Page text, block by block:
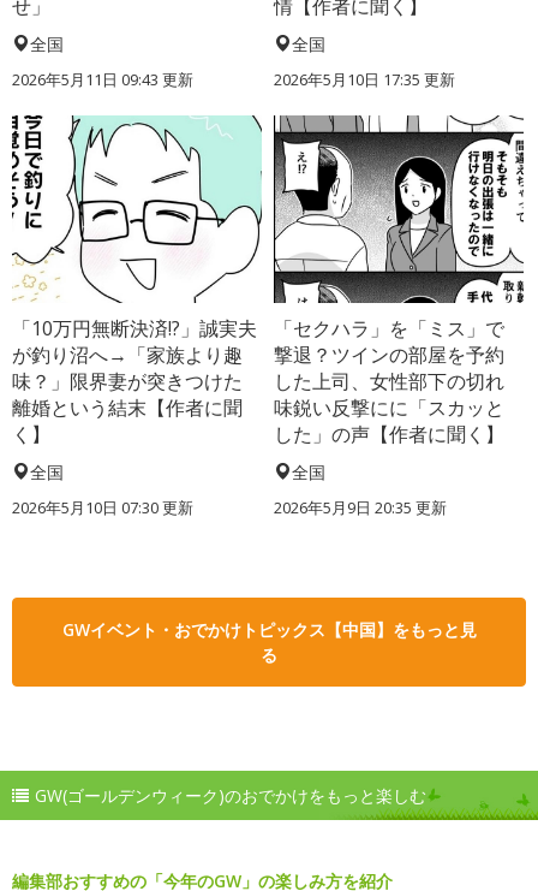
せ」
全国
2026年5月11日 09:43 更新
情【作者に聞く】
全国
2026年5月10日 17:35 更新
「10万円無断決済!?」誠実夫
が釣り沼へ→「家族より趣
味？」限界妻が突きつけた
離婚という結末【作者に聞
く】
全国
2026年5月10日 07:30 更新
「セクハラ」を「ミス」で
撃退？ツインの部屋を予約
した上司、女性部下の切れ
味鋭い反撃にに「スカッと
した」の声【作者に聞く】
全国
2026年5月9日 20:35 更新
GWイベント・おでかけトピックス【中国】をもっと見
る
GW(ゴールデンウィーク)のおでかけをもっと楽しむ
編集部おすすめの「今年のGW」の楽しみ方を紹介